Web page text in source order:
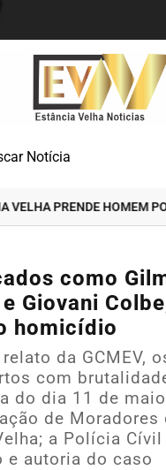
PRENDE HOMEM
como
Giovani
homicídio
da GCMEV,
com
do dia 11 de
de Moradores
a Polícia
e autoria do caso